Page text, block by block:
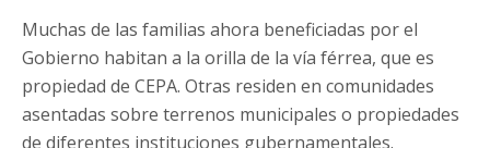
Muchas de las familias ahora beneficiadas por el
Gobierno habitan a la orilla de la vía férrea, que es
propiedad de CEPA. Otras residen en comunidades
asentadas sobre terrenos municipales o propiedades
de diferentes instituciones gubernamentales.